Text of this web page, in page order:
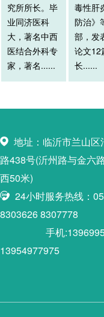
究所所长。毕
业同济医科
大，著名中西
医结合外科专
家，著名......
毒性肝
防治》
部，发
论文12
长......
地址：临沂市兰山区
路438号(沂州路与金六
西50米)
24小时服务热线：
8303626 8307778
手机
13954977975